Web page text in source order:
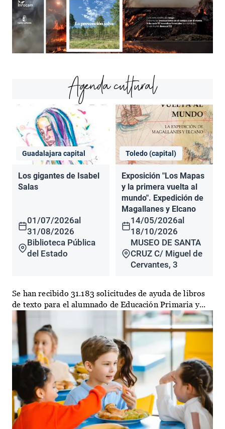
Agenda cultural
Guadalajara capital
Los gigantes de Isabel
Salas
01/07/2026al
31/08/2026
Biblioteca Pública
del Estado
Toledo (capital)
Exposición "Los Mapas
y la primera vuelta al
mundo". Expedición de
Magallanes y Elcano
14/05/2026al
18/10/2026
MUSEO DE SANTA
CRUZ C/ Miguel de
Cervantes, 3
Se han recibido 31.183 solicitudes de ayuda de libros
de texto para el alumnado de Educación Primaria y...